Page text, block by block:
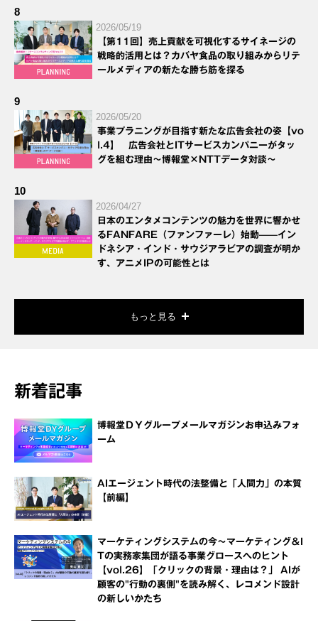
8
2026/05/19
【第11回】売上貢献を可視化するサイネージの
戦略的活用とは？カバヤ食品の取り組みからリテ
ールメディアの新たな勝ち筋を探る
9
2026/05/20
事業プラニングが目指す新たな広告会社の姿【vo
l.4】 広告会社とITサービスカンパニーがタッ
グを組む理由～博報堂×NTTデータ対談～
10
2026/04/27
日本のエンタメコンテンツの魅力を世界に響かせ
るFANFARE（ファンファーレ）始動——イン
ドネシア・インド・サウジアラビアの調査が明か
す、アニメIPの可能性とは
もっと見る
新着記事
博報堂ＤＹグループメールマガジンお申込みフォ
ーム
AIエージェント時代の法整備と「人間力」の本質
【前編】
マーケティングシステムの今～マーケティング＆I
Tの実務家集団が語る事業グロースへのヒント
【vol.26】「クリックの背景・理由は？」 AIが
顧客の"行動の裏側"を読み解く、レコメンド設計
の新しいかたち